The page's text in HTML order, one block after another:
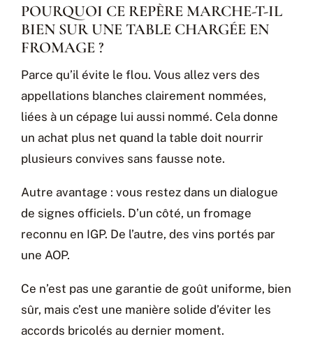
POURQUOI CE REPÈRE MARCHE-T-IL
BIEN SUR UNE TABLE CHARGÉE EN
FROMAGE ?
Parce qu’il évite le flou. Vous allez vers des
appellations blanches clairement nommées,
liées à un cépage lui aussi nommé. Cela donne
un achat plus net quand la table doit nourrir
plusieurs convives sans fausse note.
Autre avantage : vous restez dans un dialogue
de signes officiels. D’un côté, un fromage
reconnu en IGP. De l’autre, des vins portés par
une AOP.
Ce n’est pas une garantie de goût uniforme, bien
sûr, mais c’est une manière solide d’éviter les
accords bricolés au dernier moment.